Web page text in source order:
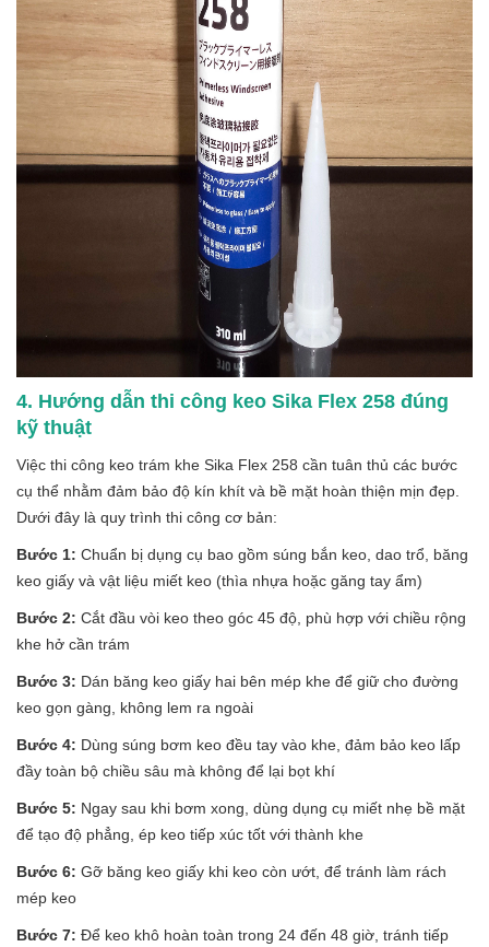
4. Hướng dẫn thi công keo Sika Flex 258 đúng
kỹ thuật
Việc thi công keo trám khe Sika Flex 258 cần tuân thủ các bước
cụ thể nhằm đảm bảo độ kín khít và bề mặt hoàn thiện mịn đẹp.
Dưới đây là quy trình thi công cơ bản:
Bước 1: Chuẩn bị dụng cụ bao gồm súng bắn keo, dao trổ, băng
keo giấy và vật liệu miết keo (thìa nhựa hoặc găng tay ẩm)
Bước 2: Cắt đầu vòi keo theo góc 45 độ, phù hợp với chiều rộng
khe hở cần trám
Bước 3: Dán băng keo giấy hai bên mép khe để giữ cho đường
keo gọn gàng, không lem ra ngoài
Bước 4: Dùng súng bơm keo đều tay vào khe, đảm bảo keo lấp
đầy toàn bộ chiều sâu mà không để lại bọt khí
Bước 5: Ngay sau khi bơm xong, dùng dụng cụ miết nhẹ bề mặt
để tạo độ phẳng, ép keo tiếp xúc tốt với thành khe
Bước 6: Gỡ băng keo giấy khi keo còn ướt, để tránh làm rách
mép keo
Bước 7: Để keo khô hoàn toàn trong 24 đến 48 giờ, tránh tiếp